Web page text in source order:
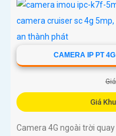
CAMERA IP PT
Giá
Camera 4G ngoài trời